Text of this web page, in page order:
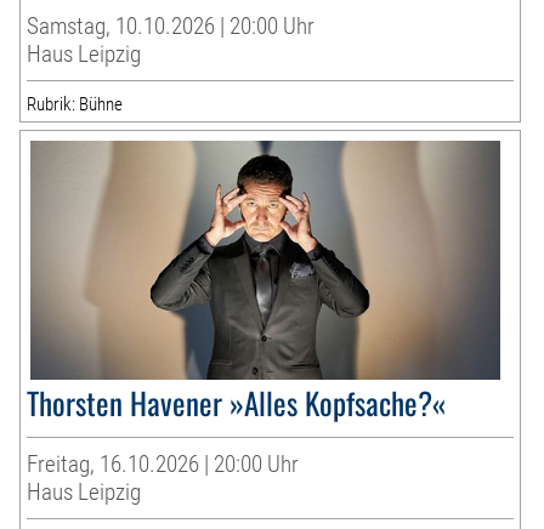
Samstag, 10.10.2026 | 20:00 Uhr
Haus Leipzig
Rubrik: Bühne
Thorsten Havener »Alles Kopfsache?«
Freitag, 16.10.2026 | 20:00 Uhr
Haus Leipzig